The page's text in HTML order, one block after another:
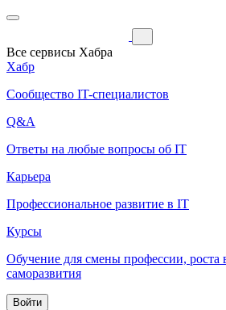
Все сервисы Хабра
Хабр
Сообщество IT-специалистов
Q&A
Ответы на любые вопросы об IT
Карьера
Профессиональное развитие в IT
Курсы
Обучение для смены профессии, роста
саморазвития
Войти